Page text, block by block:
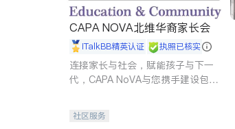
CAPA NOVA北维华裔家长会
iTalkBB精英认证 执照已核实
连接家长与社会，赋能孩子与下一
代，CAPA NoVA与您携手建设包
社区服务